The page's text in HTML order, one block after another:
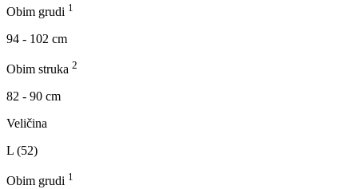
Obim grudi 1
94 - 102 cm
Obim struka 2
82 - 90 cm
Veličina
L (52)
Obim grudi 1